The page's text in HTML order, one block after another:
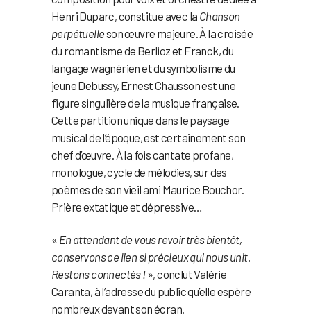
Henri Duparc, constitue avec la Chanson
perpétuelleson œuvre majeure. À la croisée
du romantisme de Berlioz et Franck, du
langage wagnérien et du symbolisme du
jeune Debussy, Ernest Chausson est une
figure singulière de la musique française.
Cette partition unique dans le paysage
musical de l’époque, est certainement son
chef d’œuvre. À la fois cantate profane,
monologue, cycle de mélodies, sur des
poèmes de son vieil ami Maurice Bouchor.
Prière extatique et dépressive…
« En attendant de vous revoir très bientôt,
conservons ce lien si précieux qui nous unit.
Restons connectés !», conclut Valérie
Caranta, à l’adresse du public qu’elle espère
nombreux devant son écran.